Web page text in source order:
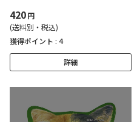
420円
(送料別・税込)
獲得ポイント : 4
詳細